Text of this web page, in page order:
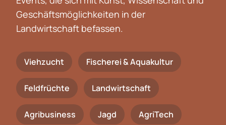
Geschäftsmöglichkeiten in der
Landwirtschaft befassen.
Viehzucht Fischerei & Aquakultur
Feldfrüchte Landwirtschaft
Agribusiness Jagd AgriTech